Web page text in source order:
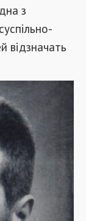
з
відзначать